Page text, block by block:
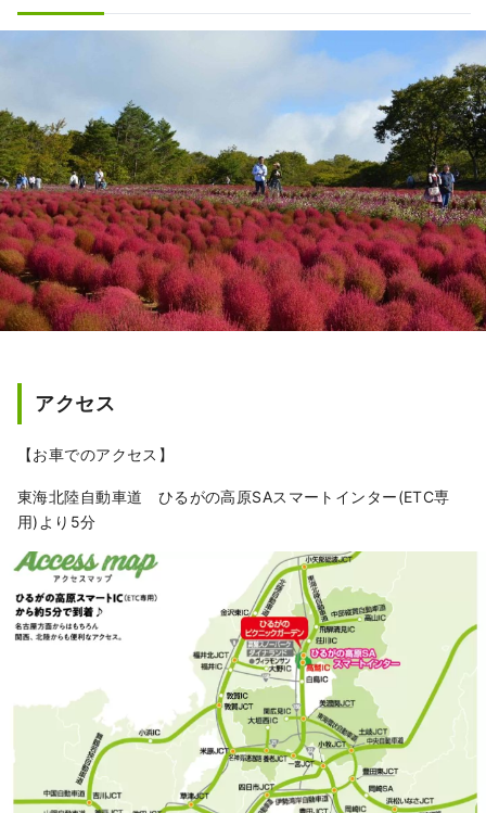
アクセス
【お車でのアクセス】
東海北陸自動車道 ひるがの高原SAスマートインター(ETC専
用)より5分